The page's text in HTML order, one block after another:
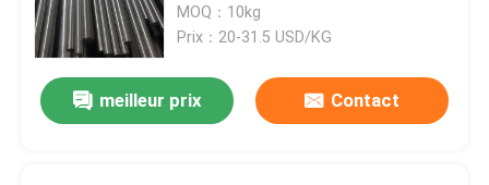
Vidéos
À propos de nous
ronde
MOQ：10kg
Prix：20-31.5 USD/KG
meilleur prix Contact